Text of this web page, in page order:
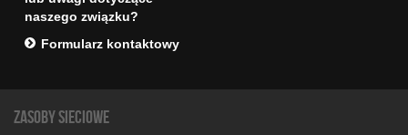
naszego związku?
Formularz kontaktowy
Zasoby sieciowe